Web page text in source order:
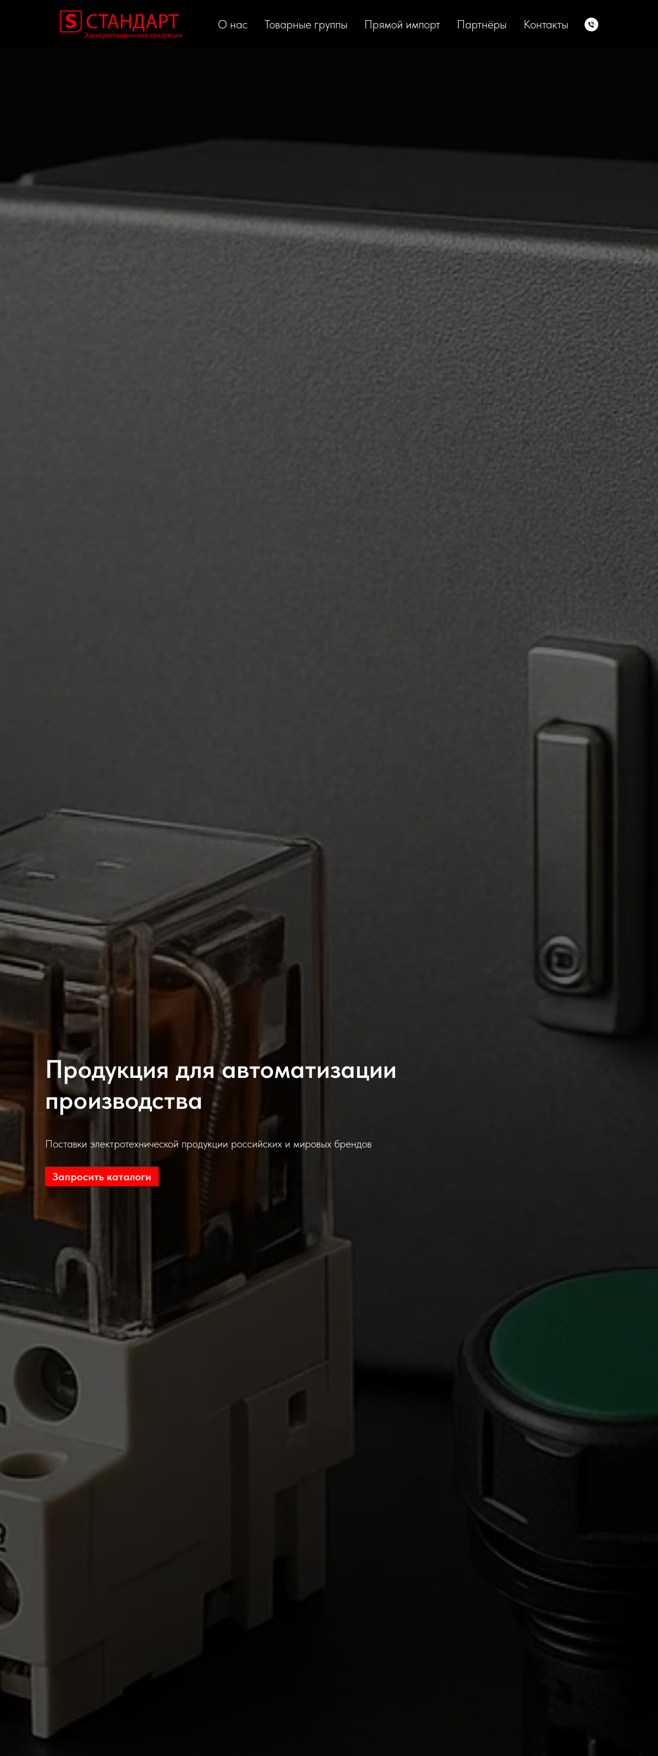
О нас Товарные группы Прямой импорт Партнёры Контакты
Продукция для автоматизации
производства
Поставки электротехнической продукции российских и мировых брендов
Запросить каталоги